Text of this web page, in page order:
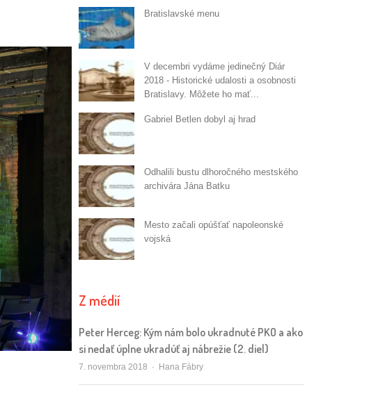
Bratislavské menu
V decembri vydáme jedinečný Diár
2018 - Historické udalosti a osobnosti
Bratislavy. Môžete ho mať...
Gabriel Betlen dobyl aj hrad
Odhalili bustu dlhoročného mestského
archivára Jána Batku
Mesto začali opúšťať napoleonské
vojská
Z médií
Peter Herceg: Kým nám bolo ukradnuté PKO a ako
si nedať úplne ukradúť aj nábrežie (2. diel)
7. novembra 2018 Autor/ka
Hana Fábry